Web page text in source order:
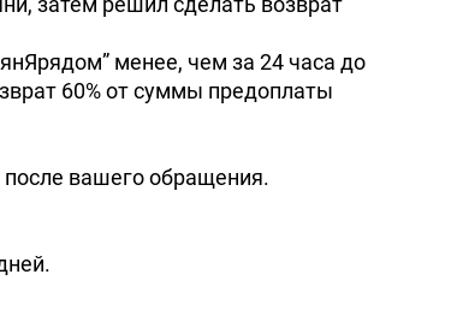
менее, чем за 24 часа до
60% от суммы предоплаты
вашего обращения.